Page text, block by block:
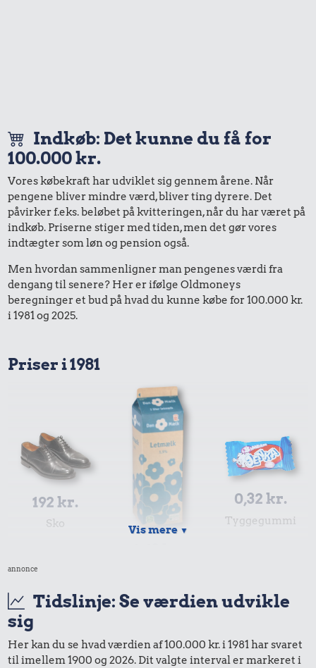
Indkøb: Det kunne du få for
100.000 kr.
Vores købekraft har udviklet sig gennem årene. Når
pengene bliver mindre værd, bliver ting dyrere. Det
påvirker f.eks. beløbet på kvitteringen, når du har været på
indkøb. Priserne stiger med tiden, men det gør vores
indtægter som løn og pension også.
Men hvordan sammenligner man pengenes værdi fra
dengang til senere? Her er ifølge Oldmoneys
beregninger et bud på hvad du kunne købe for 100.000 kr.
i 1981 og 2025.
Priser i 1981
192 kr.
Sko
0,32 kr.
Tyggegummi
Vis mere ▼
annonce
Tidslinje: Se værdien udvikle
sig
Her kan du se hvad værdien af 100.000 kr. i 1981 har svaret
til imellem 1900 og 2026. Dit valgte interval er markeret i